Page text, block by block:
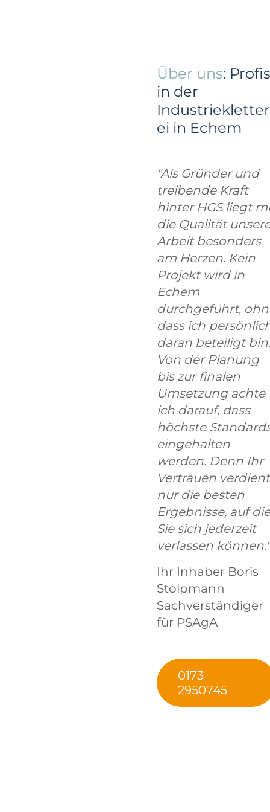
Über uns: Profis
in der
Industriekletter
ei in Echem
"Als Gründer und
treibende Kraft
hinter HGS liegt
die Qualität
Arbeit besonders
am Herzen. Kein
Projekt wird in
Echem
durchgeführt,
dass ich
daran beteiligt bin.
Von der Planung
bis zur finalen
Umsetzung achte
ich darauf, dass
höchste
eingehalten
werden. Denn Ihr
Vertrauen verdient
nur die besten
Ergebnisse, auf die
Sie sich jederzeit
verlassen können."
Ihr Inhaber Boris
Stolpmann
Sachverständiger
für PSAgA
0173
2950745